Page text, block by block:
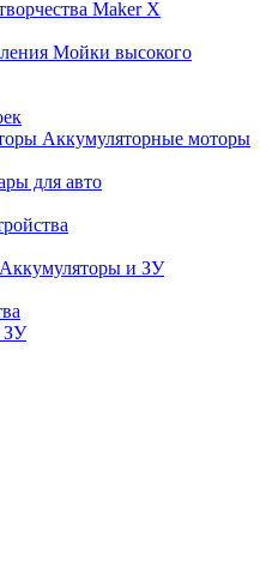
Maker X
Мойки высокого
Аккумуляторные моторы
для авто
Аккумуляторы и ЗУ
ЗУ